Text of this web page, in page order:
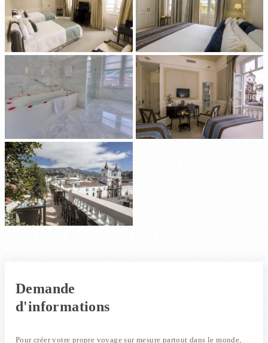
Demande
d'informations
Pour créer votre propre voyage sur mesure partout dans le monde,